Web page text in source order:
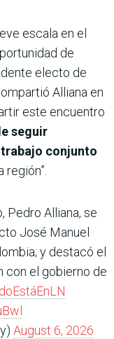
escala en el
de
electo de
Alliana en
este encuentro
seguir
conjunto
Pedro Alliana, se
José Manuel
y destacó el
con el gobierno de
August 6, 2026